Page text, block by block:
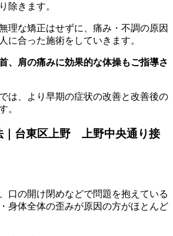
除きます。
理な矯正はせずに、痛み・不調の原因
に合った施術をしていきます。
、肩の痛みに効果的な体操もご指導さ
は、より早期の症状の改善と改善後の
。
｜台東区上野 上野中央通り接
口の開け閉めなどで問題を抱えている
身体全体の歪みが原因の方がほとんど